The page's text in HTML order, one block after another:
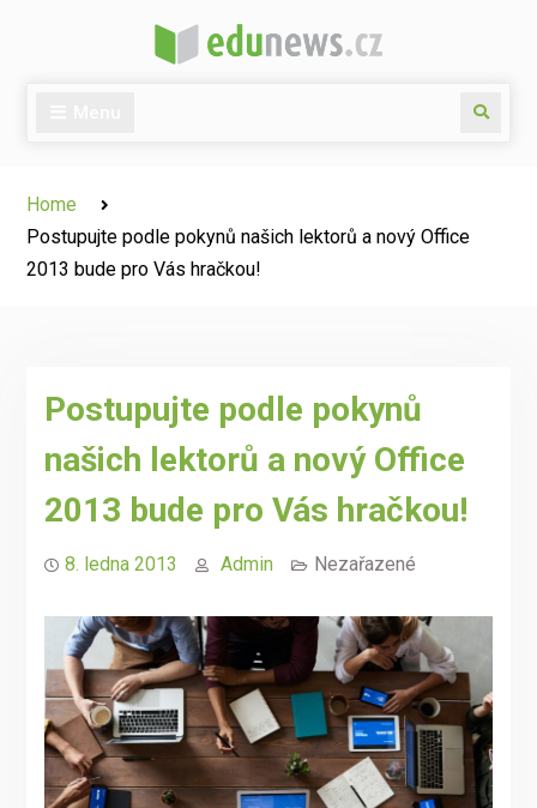
Search
Home
Postupujte podle pokynů našich lektorů a nový Office
2013 bude pro Vás hračkou!
Postupujte podle pokynů
našich lektorů a nový Office
2013 bude pro Vás hračkou!
8. ledna 2013 Admin Nezařazené